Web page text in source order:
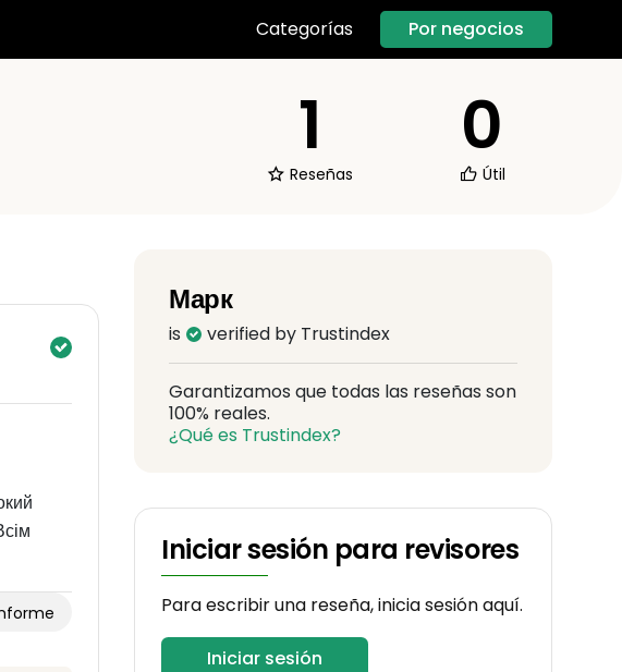
Categorías Por negocios
1
Reseñas
0
Útil
Марк
is verified by Trustindex
Garantizamos que todas las reseñas son
100% reales.
¿Qué es Trustindex?
Iniciar sesión para revisores
Para escribir una reseña, inicia sesión aquí.
Iniciar sesión